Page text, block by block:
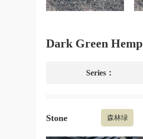
Dark Green Hemp
Series：
Stone 森林绿